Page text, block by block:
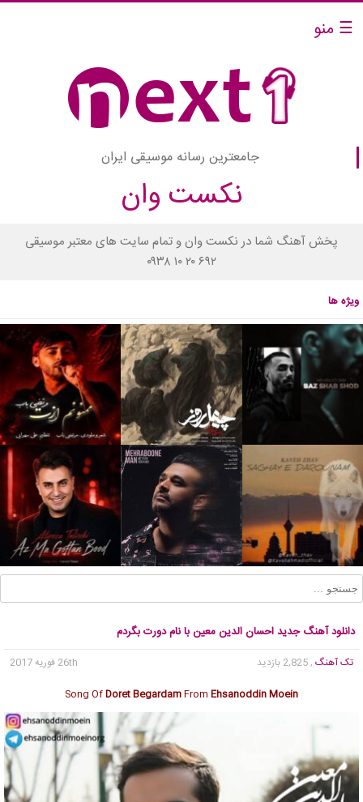
☰ منو
جامعترین رسانه موسیقی ایران
نکست وان
پخش آهنگ شما در نکست وان و تمام سایت های معتبر موسیقی
۰۹۳۸ ۱۰ ۲۰ ۶۹۲
ویژه ها
دانلود آهنگ جدید احسان الدین معین با نام دورت بگردم
تک آهنگ , 2,825 بازدید
26th فوریه 2017
Song OfDoret BegardamFrom Ehsanoddin Moein